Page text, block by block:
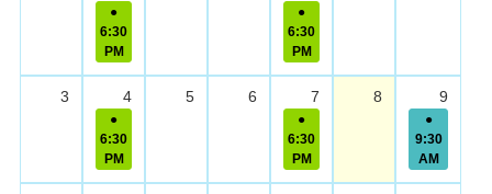
6:30
PM
6:30
PM
6:30
PM
6:30
PM
9:30
AM
3 4 5 6 7 8 9